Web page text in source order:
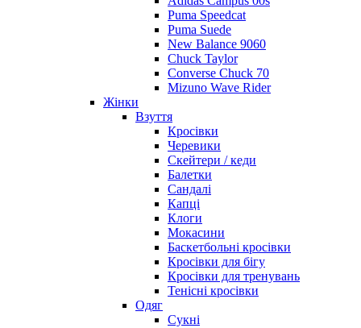
Puma Speedcat
Puma Suede
New Balance 9060
Chuck Taylor
Converse Chuck 70
Mizuno Wave Rider
Жінки
Взуття
Кросівки
Черевики
Скейтери / кеди
Балетки
Сандалі
Капці
Клоги
Мокасини
Баскетбольні кросівки
Кросівки для бігу
Кросівки для тренувань
Тенісні кросівки
Одяг
Сукні